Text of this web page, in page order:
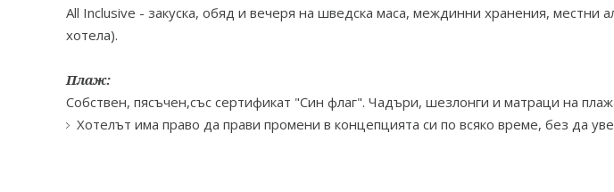
All Inclusive - закуска, обяд и вечеря на шведска маса, междинни хранения, местни
хотела).
Плаж:
Собствен, пясъчен,със сертификат "Син флаг". Чадъри, шезлонги и матраци на
Хотелът има право да прави промени в концепцията си по всяко време, без да